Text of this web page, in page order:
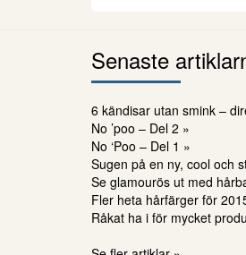
Senaste
6 kändisar utan smink –
No ’poo – Del 2 »
No ‘Poo – Del 1 »
Sugen på en ny, cool och
Se glamourös ut med
Fler heta hårfärger för
Råkat ha i för mycket